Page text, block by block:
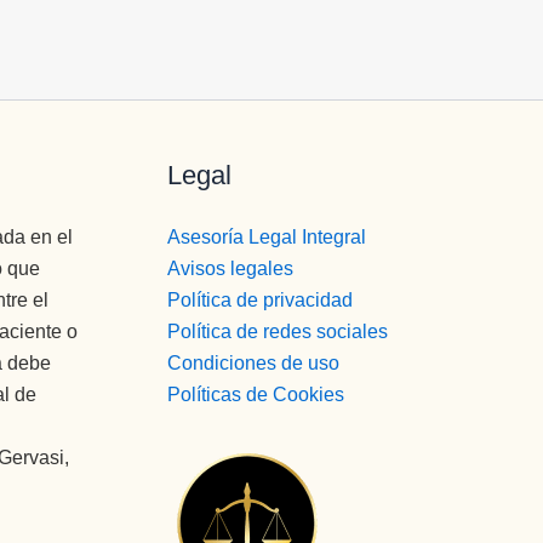
nosotros, si no hubiera profesionales
De modo que gracias a tos y cada uno
gracias por se r como sois.
en el
que
el
o
debe
de
Legal
Asesoría Legal Integral
Avisos legales
Política de privacidad
Política de redes sociales
Condiciones de uso
Políticas de Cookies